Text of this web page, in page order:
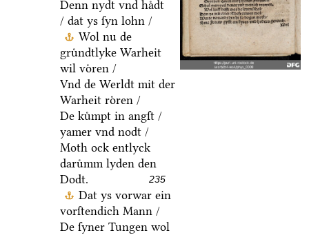
Denn nydt vnd haͤdt
/ dat ys ſyn lohn /
Wol nu de
gruͤndtlyke Warheit
wil voͤren /
Vnd de Werldt mit der
Warheit roͤren /
De kuͤmpt in angſt /
yamer vnd nodt /
Moth ock entlyck
daruͤmm lyden den
Dodt.
235
Dat ys vorwar ein
vorſtendich Mann /
De ſyner Tungen wol